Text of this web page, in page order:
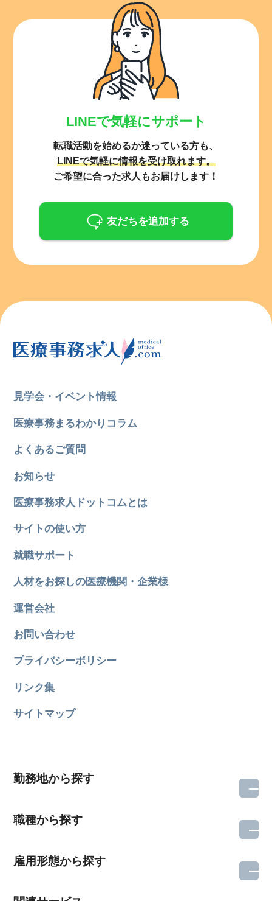
LINEで気軽にサポート
転職活動を始めるか迷っている方も、
LINEで気軽に情報を受け取れます。
ご希望に合った求人もお届けします！
友だちを追加する
見学会・イベント情報
医療事務まるわかりコラム
よくあるご質問
お知らせ
医療事務求人ドットコムとは
サイトの使い方
就職サポート
人材をお探しの医療機関・企業様
運営会社
お問い合わせ
プライバシーポリシー
リンク集
サイトマップ
勤務地から探す
職種から探す
雇用形態から探す